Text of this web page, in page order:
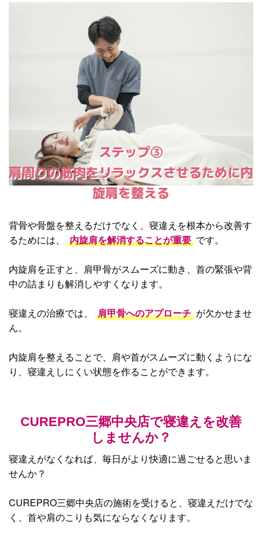
ステップ③
肩周りの筋肉をリラックスさせるために内
旋肩を整える
背骨や骨盤を整えるだけでなく、寝違えを根本から改善す
るためには、
内旋肩を解消することが重要 です。
内旋肩を正すと、肩甲骨がスムーズに動き、首の緊張や背
中の詰まりも解消しやすくなります。
寝違えの治療では、 肩甲骨へのアプローチ が欠かせませ
ん。
内旋肩を整えることで、肩や首がスムーズに動くようにな
り、寝違えしにくい状態を作ることができます。
CUREPRO三郷中央店で寝違えを改善
しませんか？
寝違えがなくなれば、毎日がより快適に過ごせると思いま
せんか？
CUREPRO三郷中央店の施術を受けると、寝違えだけでな
く、首や肩のこりも気にならなくなります。